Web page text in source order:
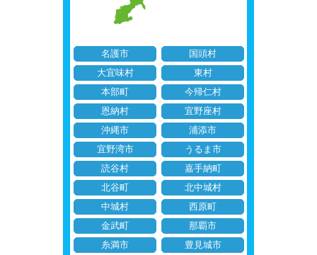
名護市
国頭村
大宜味村
東村
本部町
今帰仁村
恩納村
宜野座村
沖縄市
浦添市
宜野湾市
うるま市
読谷村
嘉手納町
北谷町
北中城村
中城村
西原町
金武町
那覇市
糸満市
豊見城市